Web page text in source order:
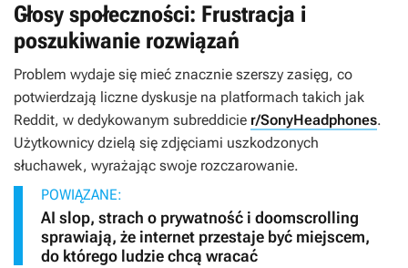
Głosy społeczności: Frustracja i
poszukiwanie rozwiązań
Problem wydaje się mieć znacznie szerszy zasięg, co
potwierdzają liczne dyskusje na platformach takich jak
Reddit, w dedykowanym subreddicie r/SonyHeadphones.
Użytkownicy dzielą się zdjęciami uszkodzonych
słuchawek, wyrażając swoje rozczarowanie.
POWIĄZANE:
AI slop, strach o prywatność i doomscrolling
sprawiają, że internet przestaje być miejscem,
do którego ludzie chcą wracać